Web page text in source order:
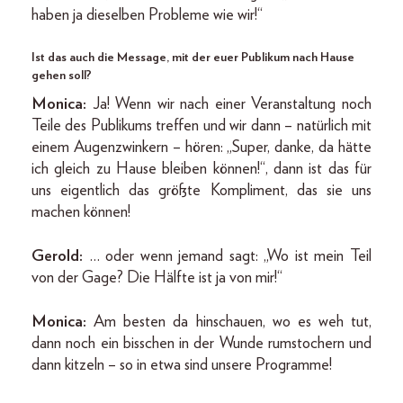
haben ja dieselben Probleme wie wir!“
Ist das auch die Message, mit der euer Publikum nach Hause
gehen soll?
Monica: Ja! Wenn wir nach einer Veranstaltung noch
Teile des Publikums treffen und wir dann – natürlich mit
einem Augenzwinkern – hören: „Super, danke, da hätte
ich gleich zu Hause bleiben können!“, dann ist das für
uns eigentlich das größte Kompliment, das sie uns
machen können!
Gerold: … oder wenn jemand sagt: „Wo ist mein Teil
von der Gage? Die Hälfte ist ja von mir!“
Monica: Am besten da hinschauen, wo es weh tut,
dann noch ein bisschen in der Wunde rumstochern und
dann kitzeln – so in etwa sind unsere Programme!